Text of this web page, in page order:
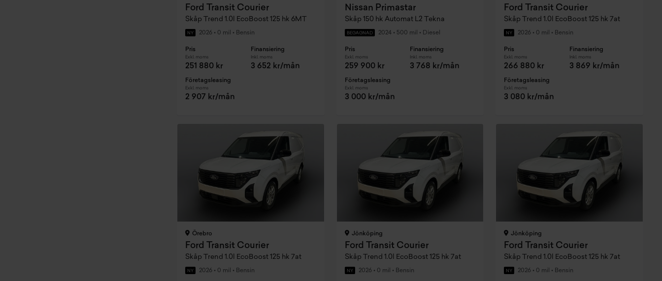
Ford Transit Courier
Skåp Trend 1.0l EcoBoost 125 hk 6MT
NY 2026 • 0 mil • Bensin
Pris
Exkl. moms
251 880 kr
Finansiering
Inkl. moms
3 652 kr/mån
Företagsleasing
Exkl. moms
2 907 kr/mån
Nissan Primastar
Skåp 150 hk Automat L2 Tekna
BEGAGNAD 2024 • 500 mil • Diesel
Pris
Exkl. moms
259 900 kr
Finansiering
Inkl. moms
3 768 kr/mån
Företagsleasing
Exkl. moms
3 000 kr/mån
Ford Transit Courier
Skåp Trend 1.0l EcoBoost 125 hk 7at
NY 2026 • 0 mil • Bensin
Pris
Exkl. moms
266 880 kr
Finansiering
Inkl. moms
3 869 kr/mån
Företagsleasing
Exkl. moms
3 080 kr/mån
Örebro
Ford Transit Courier
Skåp Trend 1.0l EcoBoost 125 hk 7at
NY 2026 • 0 mil • Bensin
Jönköping
Ford Transit Courier
Skåp Trend 1.0l EcoBoost 125 hk 7at
NY 2026 • 0 mil • Bensin
Jönköping
Ford Transit Courier
Skåp Trend 1.0l EcoBoost 125 hk 7at
NY 2026 • 0 mil • Bensin